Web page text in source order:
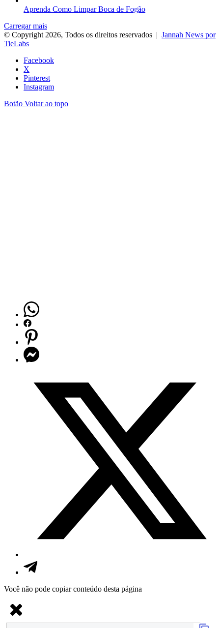
Aprenda Como Limpar Boca de Fogão
Carregar mais
© Copyright 2026, Todos os direitos reservados | Jannah News por
TieLabs
Facebook
X
Pinterest
Instagram
Botão Voltar ao topo
Você não pode copiar conteúdo desta página